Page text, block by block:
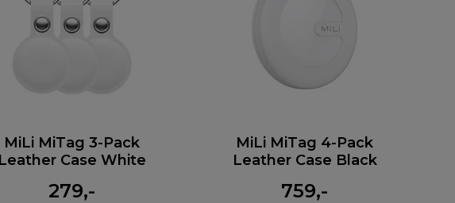
MiLi MiTag 3-Pack
Case White
279,-
MiLi MiTag 4-Pack
Leather Case Black
759,-